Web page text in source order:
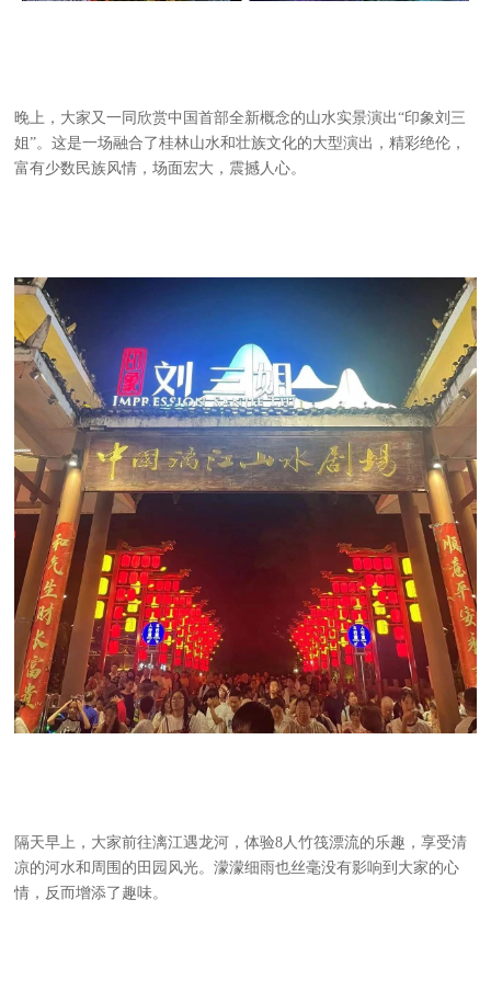
晚上，大家又一同欣赏中国首部全新概念的山水实景演出“印象刘三
姐”。这是一场融合了桂林山水和壮族文化的大型演出，精彩绝伦，
富有少数民族风情，场面宏大，震撼人心。
隔天早上，大家前往漓江遇龙河，体验8人竹筏漂流的乐趣，享受清
凉的河水和周围的田园风光。濛濛细雨也丝毫没有影响到大家的心
情，反而增添了趣味。